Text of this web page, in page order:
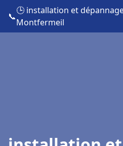
📞
🕒 installation et
Montfermeil